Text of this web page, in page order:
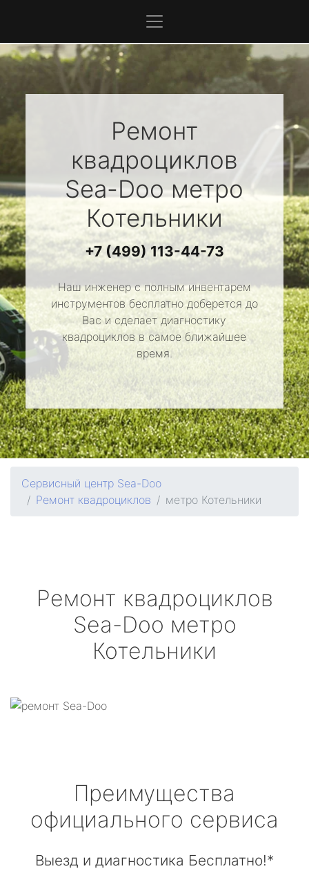
Ремонт
квадроциклов
Sea-Dooметро
Котельники
+7 (499) 113-44-73
Наш инженер с полным инвентарем
инструментов бесплатно доберется до
Вас и сделает диагностику
квадроциклов в самое ближайшее
время.
Сервисный центр Sea-Doo
Ремонт квадроциклов
метро Котельники
Ремонт квадроциклов
Sea-Doo метро
Котельники
Преимущества
официального сервиса
Выезд и диагностика Бесплатно!*